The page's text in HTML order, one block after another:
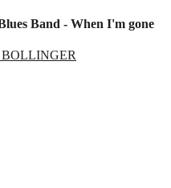
Band - When I'm gone